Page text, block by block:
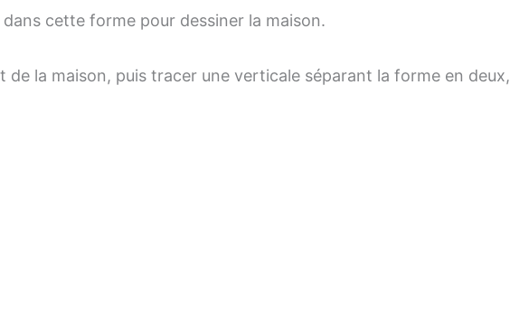
cette forme pour dessiner la maison.
la maison, puis tracer une verticale séparant la forme en deux,